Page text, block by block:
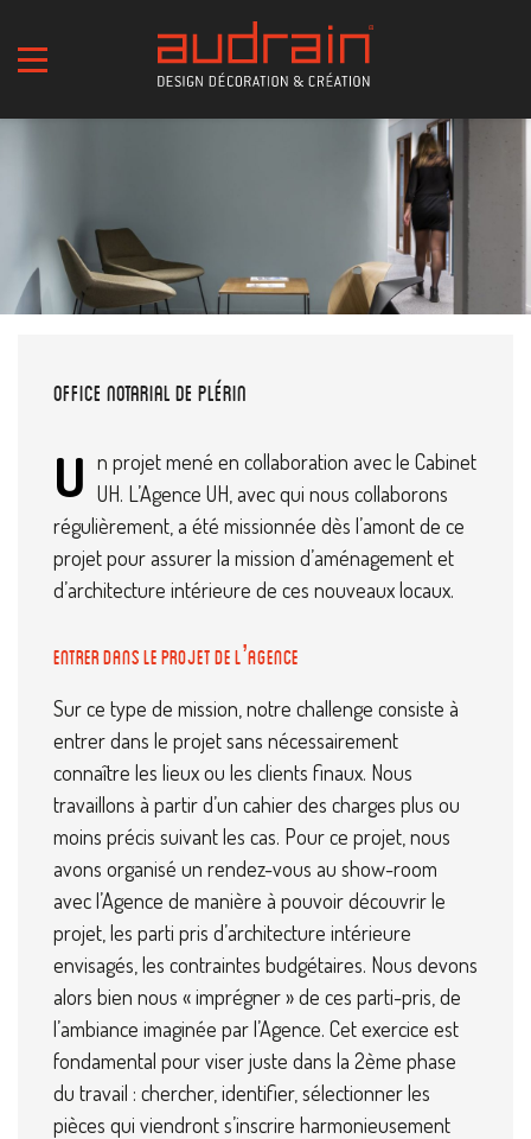
Office notarial de Plérin
U n projet mené en collaboration avec le Cabinet
UH. L’Agence UH, avec qui nous collaborons
régulièrement, a été missionnée dès l’amont de ce
projet pour assurer la mission d’aménagement et
d’architecture intérieure de ces nouveaux locaux.
Entrer dans le projet de l’Agence
Sur ce type de mission, notre challenge consiste à
entrer dans le projet sans nécessairement
connaître les lieux ou les clients finaux. Nous
travaillons à partir d’un cahier des charges plus ou
moins précis suivant les cas. Pour ce projet, nous
avons organisé un rendez-vous au show-room
avec l’Agence de manière à pouvoir découvrir le
projet, les parti pris d’architecture intérieure
envisagés, les contraintes budgétaires. Nous devons
alors bien nous « imprégner » de ces parti-pris, de
l’ambiance imaginée par l’Agence. Cet exercice est
fondamental pour viser juste dans la 2ème phase
du travail : chercher, identifier, sélectionner les
pièces qui viendront s’inscrire harmonieusement